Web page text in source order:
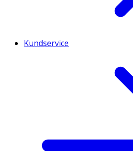
Kundservice